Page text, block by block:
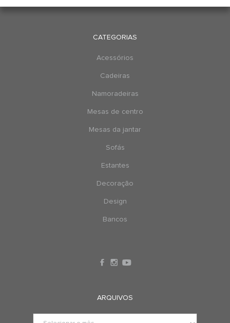
CATEGORIAS
Acessórios
Cadeiras
Namoradeiras
Mesas de centro
Mesas da jantar
Sofás
Estantes
Decoração
Design
Bancos
ARQUIVOS